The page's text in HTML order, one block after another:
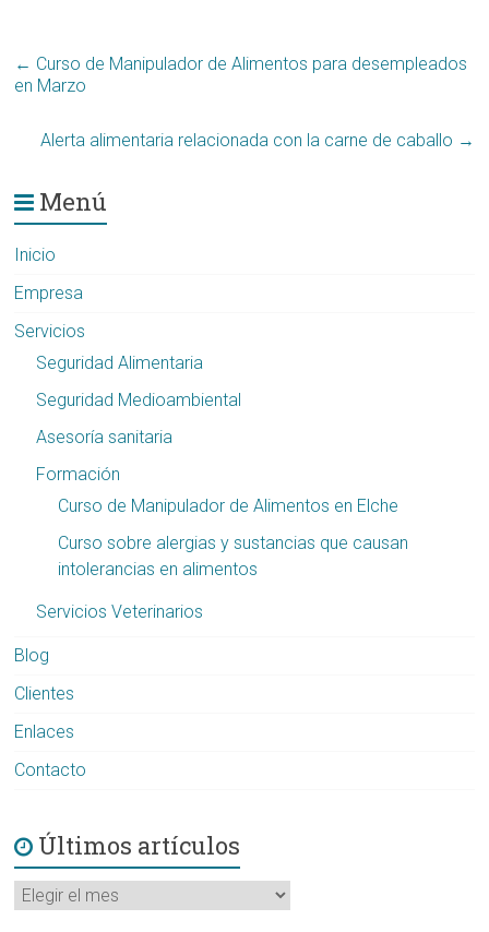
← Curso de Manipulador de Alimentos para desempleados
en Marzo
Alerta alimentaria relacionada con la carne de caballo →
Menú
Inicio
Empresa
Servicios
Seguridad Alimentaria
Seguridad Medioambiental
Asesoría sanitaria
Formación
Curso de Manipulador de Alimentos en Elche
Curso sobre alergias y sustancias que causan
intolerancias en alimentos
Servicios Veterinarios
Blog
Clientes
Enlaces
Contacto
Últimos artículos
Últimos
artículos